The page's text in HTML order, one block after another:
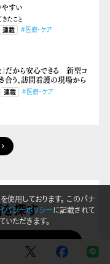
やすい
たこと
連載 #医療・ケア
」だから安心できる 新型コ
合う、訪問看護の現場から
連載 #医療・ケア
探す
使用しております。 このバナ
バシーポリシーに記載されて
ただきます。